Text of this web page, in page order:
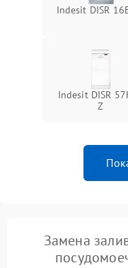
Indesit DISR
Indesit DISR
Z
Замена